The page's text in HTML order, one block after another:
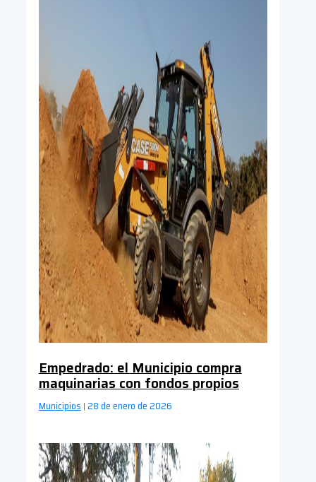
Empedrado: el Municipio compra
maquinarias con fondos propios
Municipios | 28 de enero de 2026